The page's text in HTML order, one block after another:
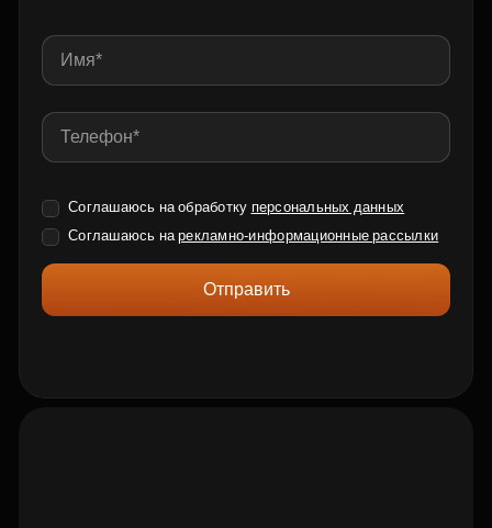
Соглашаюсь на обработку персональных данных
Соглашаюсь нарекламно-информационные рассылки
Отправить